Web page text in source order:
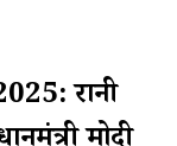
रानी